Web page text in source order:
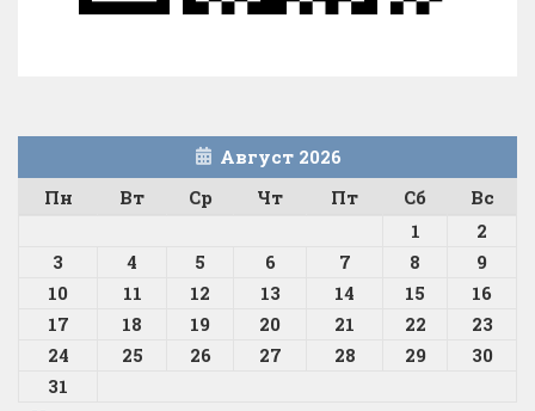
Август 2026
Пн
Вт Ср Чт Пт Сб
Вс
1
2
3
4 5 6 7 8
9
10
11 12 13 14 15
16
17
18 19 20 21 22
23
24
25 26 27 28 29
30
31